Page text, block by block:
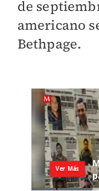
de
americano
Bethpage.